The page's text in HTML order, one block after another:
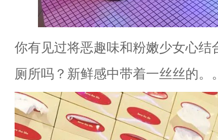
你有见过将恶趣味和粉嫩少女心结
厕所吗？新鲜感中带着一丝丝的。